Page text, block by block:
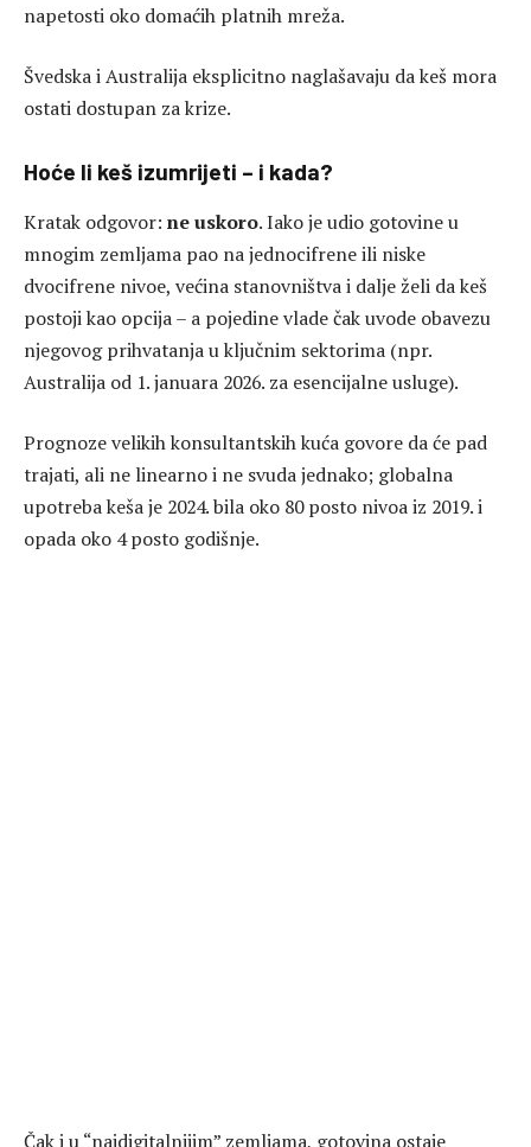
napetosti oko domaćih platnih mreža.
Švedska i Australija eksplicitno naglašavaju da keš mora
ostati dostupan za krize.
Hoće li keš izumrijeti – i kada?
Kratak odgovor: ne uskoro. Iako je udio gotovine u
mnogim zemljama pao na jednocifrene ili niske
dvocifrene nivoe, većina stanovništva i dalje želi da keš
postoji kao opcija – a pojedine vlade čak uvode obavezu
njegovog prihvatanja u ključnim sektorima (npr.
Australija od 1. januara 2026. za esencijalne usluge).
Prognoze velikih konsultantskih kuća govore da će pad
trajati, ali ne linearno i ne svuda jednako; globalna
upotreba keša je 2024. bila oko 80 posto nivoa iz 2019. i
opada oko 4 posto godišnje.
Čak i u “najdigitalnijim” zemljama, gotovina ostaje